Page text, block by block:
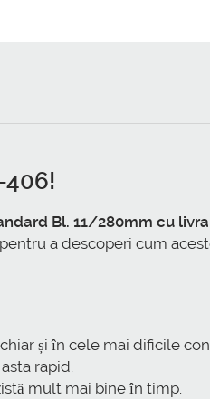
406!
Bl. 11/280mm cu
a descoperi cum
și în cele mai dificile
rapid.
mult mai bine în timp.